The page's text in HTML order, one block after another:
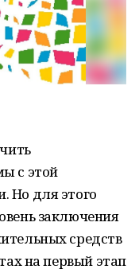
с этой
Но для этого
заключения
средств
на первый этап